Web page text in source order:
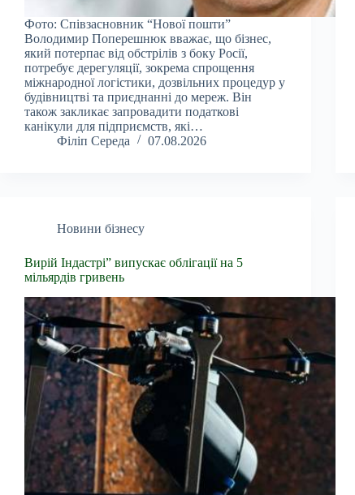
Фото: Співзасновник “Нової пошти”
Володимир Поперешнюк вважає, що бізнес,
який потерпає від обстрілів з боку Росії,
потребує дерегуляції, зокрема спрощення
міжнародної логістики, дозвільних процедур у
будівництві та приєднанні до мереж. Він
також закликає запровадити податкові
канікули для підприємств, які…
Філіп Середа
07.08.2026
Новини бізнесу
Вирій Індастрі” випускає облігації на 5
мільярдів гривень